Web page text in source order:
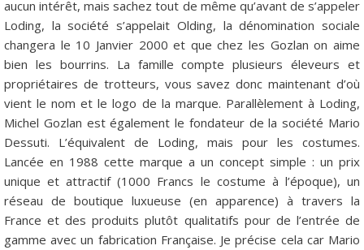
aucun intérêt, mais sachez tout de même qu’avant de s’appeler
Loding, la société s’appelait Olding, la dénomination sociale
changera le 10 Janvier 2000 et que chez les Gozlan on aime
bien les bourrins. La famille compte plusieurs éleveurs et
propriétaires de trotteurs, vous savez donc maintenant d’où
vient le nom et le logo de la marque. Parallèlement à Loding,
Michel Gozlan est également le fondateur de la société Mario
Dessuti. L’équivalent de Loding, mais pour les costumes.
Lancée en 1988 cette marque a un concept simple : un prix
unique et attractif (1000 Francs le costume à l’époque), un
réseau de boutique luxueuse (en apparence) à travers la
France et des produits plutôt qualitatifs pour de l’entrée de
gamme avec un fabrication Française. Je précise cela car Mario